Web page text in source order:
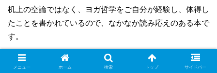
机上の空論ではなく、ヨガ哲学をご自分が経験し、体得し
たことを書かれているので、なかなか読み応えのある本で
す。
著者の横幕真理先生はMAJOLIというヨガ講師養成講座を
メニュー ホーム 検索 トップ サイドバー